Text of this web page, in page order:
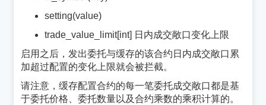
setting(value)
trade_value_limit[int] 日内成交敞口变化上限
启用之后，发出委托与缓存的该合约日内成交敞口累
加超过配置的变化上限就会被拦截。
请注意，缓存配置合约的每一笔委托成交敞口都是基
于委托价格、委托数量以及合约乘数的乘积计算的。